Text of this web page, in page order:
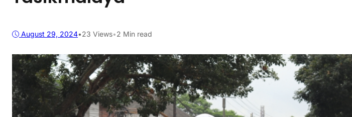
August 29, 2024•23 Views•2 Min read